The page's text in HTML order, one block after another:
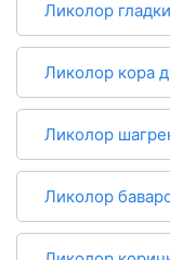
Ликолор
Ликолор кора
Ликолор
Ликолор